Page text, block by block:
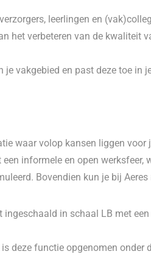
leerlingen en
het verbeteren van de kwaliteit
vakgebied en past deze toe in
waar volop kansen liggen voor
informele en open werksfeer,
Bovendien kun je bij Aeres
in schaal LB met
deze functie opgenomen onder